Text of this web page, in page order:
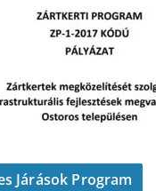
Járások Program